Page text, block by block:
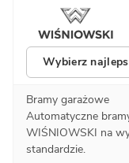
Wybierz
Bramy garażowe
Automatyczne
WIŚNIOWSKI na
standardzie.